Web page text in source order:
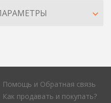
Помощь и Обратная связь
Как продавать и покупать?